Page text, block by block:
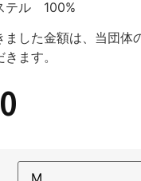
テル 100%
ました金額は、当団体
ます。